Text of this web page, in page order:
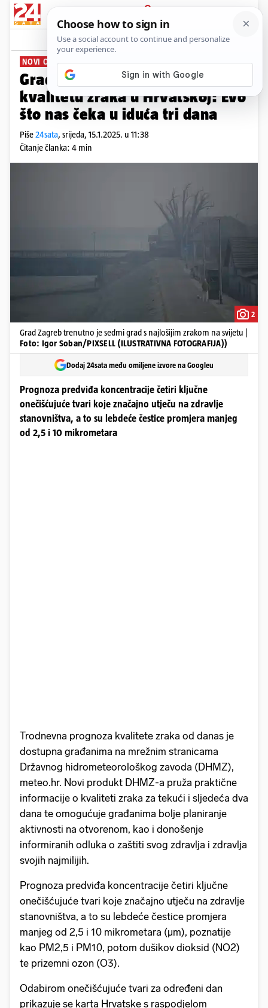
PRIJAVA
News Komentari
NOVI OBLIK PROGNOZE
Građani će od sada moći vidjeti i
kvalitetu zraka u Hrvatskoj: Evo
što nas čeka u iduća tri dana
Piše24sata, srijeda, 15.1.2025. u 11:38
Čitanje članka: 4 min
2
Grad Zagreb trenutno je sedmi grad s najlošijim zrakom na svijetu |
Foto: Igor Soban/PIXSELL (ILUSTRATIVNA FOTOGRAFIJA))
Dodaj 24sata među omiljene izvore na Googleu
Prognoza predviđa koncentracije četiri ključne
onečišćujuće tvari koje značajno utječu na zdravlje
stanovništva, a to su lebdeće čestice promjera manjeg
od 2,5 i 10 mikrometara
Trodnevna prognoza kvalitete zraka od danas je
dostupna građanima na mrežnim stranicama
Državnog hidrometeorološkog zavoda (DHMZ),
meteo.hr. Novi produkt DHMZ-a pruža praktične
informacije o kvaliteti zraka za tekući i sljedeća dva
dana te omogućuje građanima bolje planiranje
aktivnosti na otvorenom, kao i donošenje
informiranih odluka o zaštiti svog zdravlja i zdravlja
svojih najmilijih.
Prognoza predviđa koncentracije četiri ključne
onečišćujuće tvari koje značajno utječu na zdravlje
stanovništva, a to su lebdeće čestice promjera
manjeg od 2,5 i 10 mikrometara (μm), poznatije
kao PM2,5 i PM10, potom dušikov dioksid (NO2)
te prizemni ozon (O3).
Odabirom onečišćujuće tvari za određeni dan
prikazuje se karta Hrvatske s raspodjelom